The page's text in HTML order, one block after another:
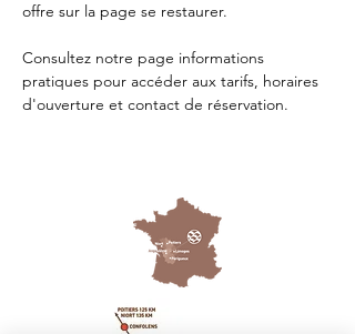
offre sur la page se restaurer.
Consultez notre page informations
pratiques pour accéder aux tarifs, horaires
d'ouverture et contact de réservation.